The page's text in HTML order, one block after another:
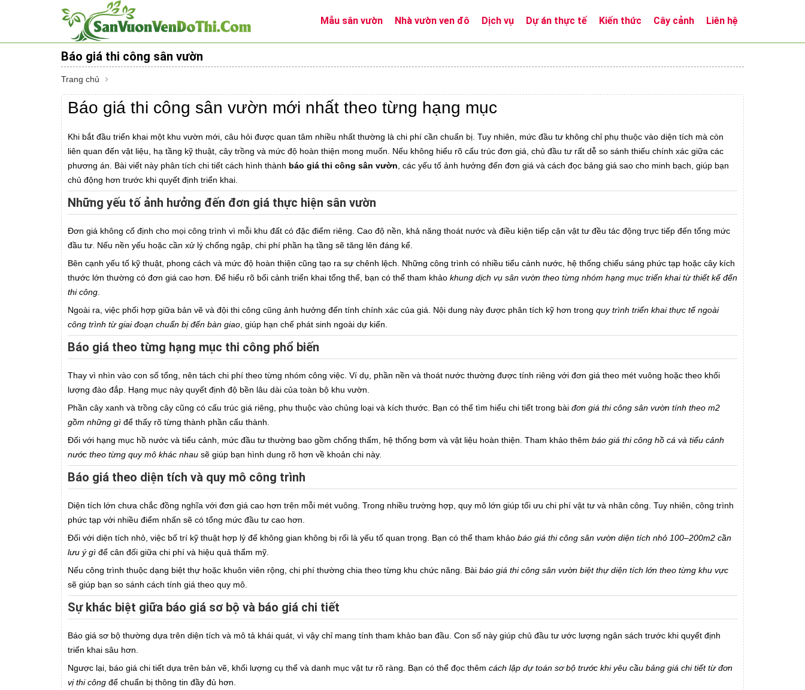
Mẫu sân vườn Nhà vườn ven đô Dịch vụ Dự án thực tế Kiến thức Cây cảnh Liên hệ
Báo giá thi công sân vườn
Trang chủ
Báo giá thi công sân vườn mới nhất theo từng hạng mục
Khi bắt đầu triển khai một khu vườn mới, câu hỏi được quan tâm nhiều nhất thường là chi phí cần chuẩn bị. Tuy nhiên, mức đầu tư không chỉ phụ thuộc vào diện tích mà còn
liên quan đến vật liệu, hạ tầng kỹ thuật, cây trồng và mức độ hoàn thiện mong muốn. Nếu không hiểu rõ cấu trúc đơn giá, chủ đầu tư rất dễ so sánh thiếu chính xác giữa các
phương án. Bài viết này phân tích chi tiết cách hình thành báo giá thi công sân vườn , các yếu tố ảnh hưởng đến đơn giá và cách đọc bảng giá sao cho minh bạch, giúp bạn
chủ động hơn trước khi quyết định triển khai.
Những yếu tố ảnh hưởng đến đơn giá thực hiện sân vườn
Đơn giá không cố định cho mọi công trình vì mỗi khu đất có đặc điểm riêng. Cao độ nền, khả năng thoát nước và điều kiện tiếp cận vật tư đều tác động trực tiếp đến tổng mức
đầu tư. Nếu nền yếu hoặc cần xử lý chống ngập, chi phí phần hạ tầng sẽ tăng lên đáng kể.
Bên cạnh yếu tố kỹ thuật, phong cách và mức độ hoàn thiện cũng tạo ra sự chênh lệch. Những công trình có nhiều tiểu cảnh nước, hệ thống chiếu sáng phức tạp hoặc cây kích
thước lớn thường có đơn giá cao hơn. Để hiểu rõ bối cảnh triển khai tổng thể, bạn có thể tham khảo khung dịch vụ sân vườn theo từng nhóm hạng mục triển khai từ thiết kế đến
thi công
Ngoài ra, việc phối hợp giữa bản vẽ và đội thi công cũng ảnh hưởng đến tính chính xác của giá. Nội dung này được phân tích kỹ hơn trong quy trình triển khai thực tế ngoài
công trình từ giai đoạn chuẩn bị đến bàn giao , giúp hạn chế phát sinh ngoài dự kiến.
Báo giá theo từng hạng mục thi công phổ biến
Thay vì nhìn vào con số tổng, nên tách chi phí theo từng nhóm công việc. Ví dụ, phần nền và thoát nước thường được tính riêng với đơn giá theo mét vuông hoặc theo khối
lượng đào đắp. Hạng mục này quyết định độ bền lâu dài của toàn bộ khu vườn.
Phần cây xanh và trồng cây cũng có cấu trúc giá riêng, phụ thuộc vào chủng loại và kích thước. Bạn có thể tìm hiểu chi tiết trong bài đơn giá thi công sân vườn tính theo m2
gồm những gì để thấy rõ từng thành phần cấu thành.
Đối với hạng mục hồ nước và tiểu cảnh, mức đầu tư thường bao gồm chống thấm, hệ thống bơm và vật liệu hoàn thiện. Tham khảo thêm báo giá thi công hồ cá và tiểu cảnh
nước theo từng quy mô khác nhau sẽ giúp bạn hình dung rõ hơn về khoản chi này.
Báo giá theo diện tích và quy mô công trình
Diện tích lớn chưa chắc đồng nghĩa với đơn giá cao hơn trên mỗi mét vuông. Trong nhiều trường hợp, quy mô lớn giúp tối ưu chi phí vật tư và nhân công. Tuy nhiên, công trình
phức tạp với nhiều điểm nhấn sẽ có tổng mức đầu tư cao hơn.
Đối với diện tích nhỏ, việc bố trí kỹ thuật hợp lý để không gian không bị rối là yếu tố quan trọng. Bạn có thể tham khảo báo giá thi công sân vườn diện tích nhỏ 100–200m2 cần
lưu ý gì để cân đối giữa chi phí và hiệu quả thẩm mỹ.
Nếu công trình thuộc dạng biệt thự hoặc khuôn viên rộng, chi phí thường chia theo từng khu chức năng. Bài báo giá thi công sân vườn biệt thự diện tích lớn theo từng khu vực
sẽ giúp bạn so sánh cách tính giá theo quy mô.
Sự khác biệt giữa báo giá sơ bộ và báo giá chi tiết
Báo giá sơ bộ thường dựa trên diện tích và mô tả khái quát, vì vậy chỉ mang tính tham khảo ban đầu. Con số này giúp chủ đầu tư ước lượng ngân sách trước khi quyết định
triển khai sâu hơn.
Ngược lại, báo giá chi tiết dựa trên bản vẽ, khối lượng cụ thể và danh mục vật tư rõ ràng. Bạn có thể đọc thêm cách lập dự toán sơ bộ trước khi yêu cầu bảng giá chi tiết từ đơn
vị thi công để chuẩn bị thông tin đầy đủ hơn.